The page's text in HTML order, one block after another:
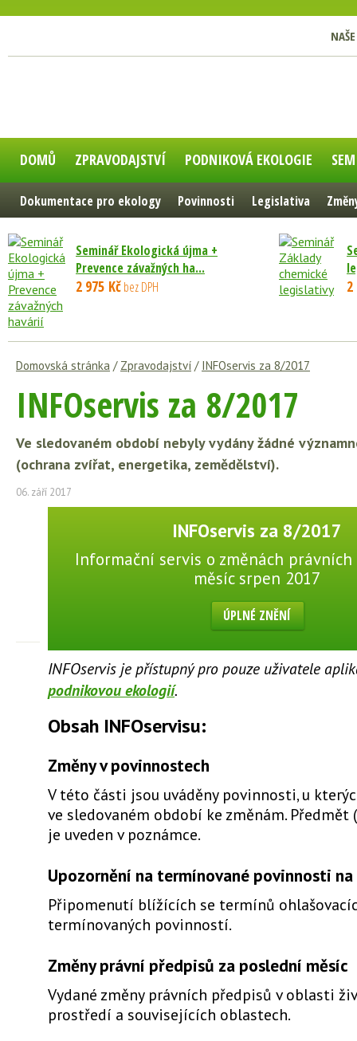
DOMŮ ZPRAVODAJSTVÍ PODNIKOVÁ EKOLOGIE
Dokumentace pro ekology Povinnosti Legislativa
Seminář Ekologická újma +
Prevence závažných ha...
2 975 Kčbez DPH 2
Domovská stránka / Zpravodajství / INFOservis za 8/2017
INFOservis za 8/2017
Ve sledovaném období nebyly vydány žádné
(ochrana zvířat, energetika, zemědělství).
06. září 2017
INFOservis za 8/2017
Informační servis o změnách právních
měsíc srpen 2017
ÚPLNÉ ZNĚNÍ
INFOservis je přístupný pro pouze uživatele
podnikovou ekologií.
Obsah INFOservisu:
Změny v povinnostech
V této části jsou uváděny povinnosti, u
ve sledovaném období ke změnám. Předmět
je uveden v poznámce.
Upozornění na termínované povinnosti
Připomenutí blížících se termínů
termínovaných povinností.
Změny právní předpisů za poslední měsíc
Vydané změny právních předpisů v oblasti
prostředí a souvisejících oblastech.